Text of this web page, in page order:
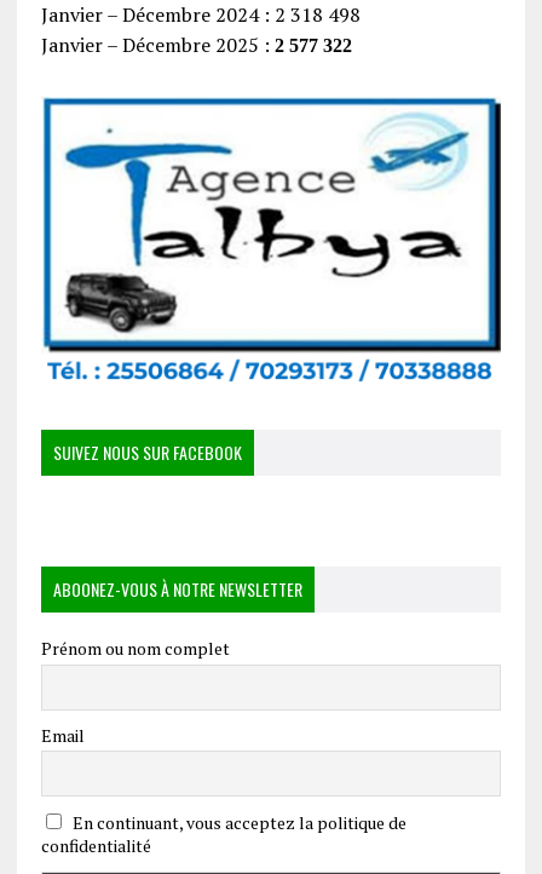
Janvier – Décembre 2024 : 2 318 498
Janvier – Décembre 2025 : 2 577 322
SUIVEZ NOUS SUR FACEBOOK
ABOONEZ-VOUS À NOTRE NEWSLETTER
Prénom ou nom complet
Email
En continuant, vous acceptez la politique de
confidentialité